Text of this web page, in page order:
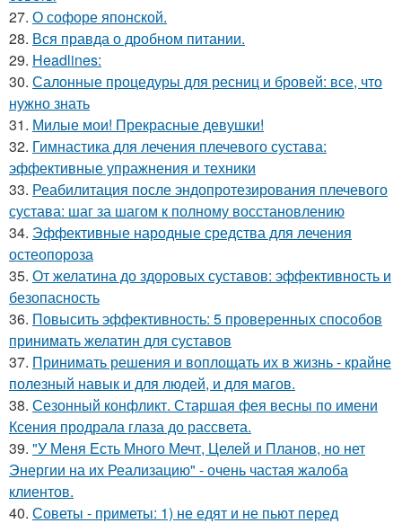
27. О софоре японской.
28. Вся правда о дробном питании.
29. Headlines:
30. Салонные процедуры для ресниц и бровей: все, что
нужно знать
31. Милые мои! Прекрасные девушки!
32. Гимнастика для лечения плечевого сустава:
эффективные упражнения и техники
33. Реабилитация после эндопротезирования плечевого
сустава: шаг за шагом к полному восстановлению
34. Эффективные народные средства для лечения
остеопороза
35. От желатина до здоровых суставов: эффективность и
безопасность
36. Повысить эффективность: 5 проверенных способов
принимать желатин для суставов
37. Принимать решения и воплощать их в жизнь - крайне
полезный навык и для людей, и для магов.
38. Сезонный конфликт. Старшая фея весны по имени
Ксения продрала глаза до рассвета.
39. "У Меня Есть Много Мечт, Целей и Планов, но нет
Энергии на их Реализацию" - очень частая жалоба
клиентов.
40. Советы - приметы: 1) не едят и не пьют перед